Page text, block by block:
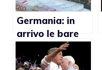
Germania: in
arrivo le bare
per gay